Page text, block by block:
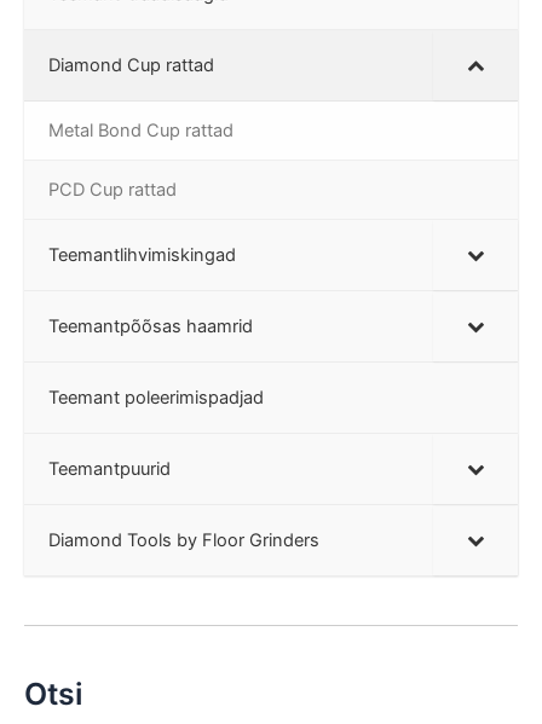
Diamond Cup rattad
Metal Bond Cup rattad
PCD Cup rattad
Teemantlihvimiskingad
Teemantpõõsas haamrid
Teemant poleerimispadjad
Teemantpuurid
Diamond Tools by Floor Grinders
Otsi